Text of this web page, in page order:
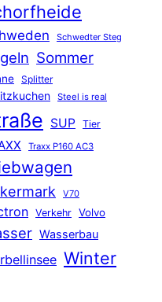
Schwedter Steg
Sommer
Splitter
Steel is real
SUP Tier
Traxx P160 AC3
V70
Verkehr Volvo
Wasserbau
Winter